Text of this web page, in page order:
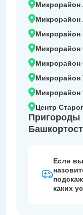
Микрорайон
Микрорайон
Микрорайон
Микрорайон
Микрорайон
Микрорайон
Микрорайон
Центр
Пригороды
Если
каких